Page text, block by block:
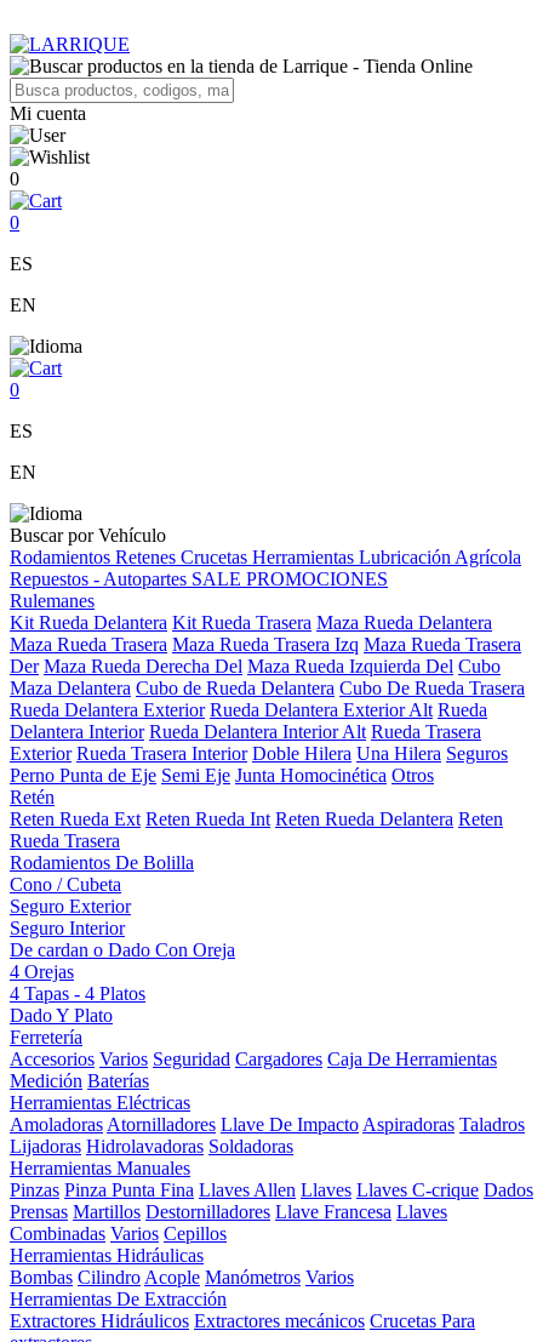
Mi cuenta
0
0
ES
EN
0
ES
EN
Buscar por Vehículo
Rodamientos Retenes Crucetas Herramientas Lubricación Agrícola
Repuestos - Autopartes SALE PROMOCIONES
Rulemanes
Kit Rueda Delantera Kit Rueda Trasera Maza Rueda Delantera
Maza Rueda Trasera Maza Rueda Trasera Izq Maza Rueda Trasera
Der Maza Rueda Derecha Del Maza Rueda Izquierda Del Cubo
Maza Delantera Cubo de Rueda Delantera Cubo De Rueda Trasera
Rueda Delantera Exterior Rueda Delantera Exterior Alt Rueda
Delantera Interior Rueda Delantera Interior Alt Rueda Trasera
Exterior Rueda Trasera Interior Doble Hilera Una Hilera Seguros
Perno Punta de Eje Semi Eje Junta Homocinética Otros
Retén
Reten Rueda Ext Reten Rueda Int Reten Rueda Delantera Reten
Rueda Trasera
Rodamientos De Bolilla
Cono / Cubeta
Seguro Exterior
Seguro Interior
De cardan o Dado Con Oreja
4 Orejas
4 Tapas - 4 Platos
Dado Y Plato
Ferretería
Accesorios Varios Seguridad Cargadores Caja De Herramientas
Medición Baterías
Herramientas Eléctricas
Amoladoras Atornilladores Llave De Impacto Aspiradoras Taladros
Lijadoras Hidrolavadoras Soldadoras
Herramientas Manuales
Pinzas Pinza Punta Fina Llaves Allen Llaves Llaves C-crique Dados
Prensas Martillos Destornilladores Llave Francesa Llaves
Combinadas Varios Cepillos
Herramientas Hidráulicas
Bombas Cilindro Acople Manómetros Varios
Herramientas De Extracción
Extractores Hidráulicos Extractores mecánicos Crucetas Para